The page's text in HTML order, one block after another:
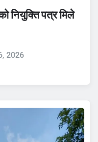
नियुक्ति पत्र मिले
2026